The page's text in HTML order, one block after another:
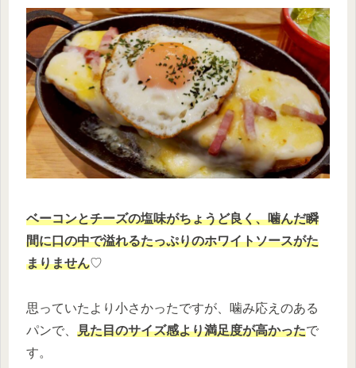
ベーコンとチーズの塩味がちょうど良く、噛んだ瞬
間に口の中で溢れるたっぷりのホワイトソースがた
まりません♡
思っていたより小さかったですが、噛み応えのある
パンで、 見た目のサイズ感より満足度が高かったで
す。